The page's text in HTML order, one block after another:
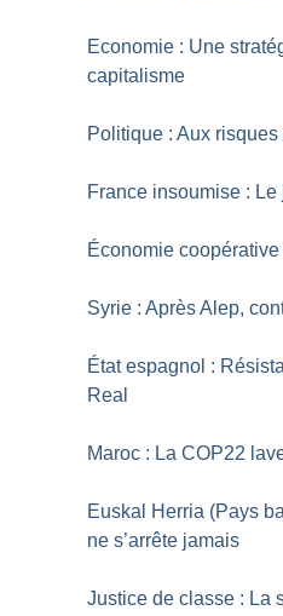
Economie : Une
capitalisme
Politique : Aux
France insoumise :
Économie
Syrie : Après Alep,
État espagnol :
Real
Maroc : La COP22
Euskal Herria (Pays
ne s’arrête jamais
Justice de classe : La